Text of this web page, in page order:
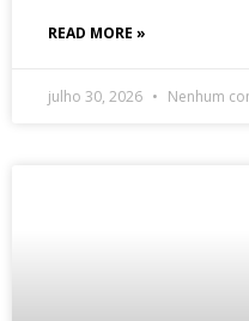
READ MORE »
julho 30, 2026 Nenhum